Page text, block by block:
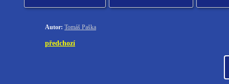
Autor: Tomáš Paška
předchozí